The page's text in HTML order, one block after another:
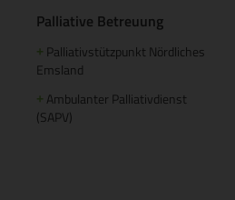
Palliative Betreuung
+ Palliativstützpunkt Nördliches
Emsland
+ Ambulanter Palliativdienst
(SAPV)